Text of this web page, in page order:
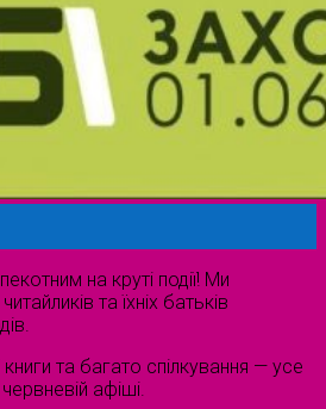
на круті події! Ми
та їхніх батьків
книги та багато спілкування — усе
афіші.